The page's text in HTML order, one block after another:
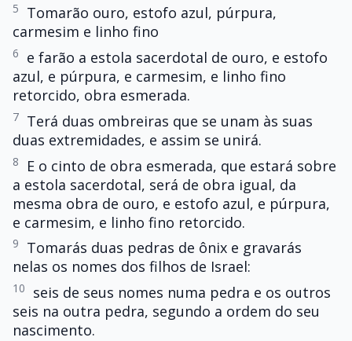
5
Tomarão ouro, estofo azul, púrpura,
carmesim e linho fino
6
e farão a estola sacerdotal de ouro, e estofo
azul, e púrpura, e carmesim, e linho fino
retorcido, obra esmerada.
7 Terá duas ombreiras que se unam às suas
duas extremidades, e assim se unirá.
8
E o cinto de obra esmerada, que estará sobre
a estola sacerdotal, será de obra igual, da
mesma obra de ouro, e estofo azul, e púrpura,
e carmesim, e linho fino retorcido.
9
Tomarás duas pedras de ônix e gravarás
nelas os nomes dos filhos de Israel:
10
seis de seus nomes numa pedra e os outros
seis na outra pedra, segundo a ordem do seu
nascimento.